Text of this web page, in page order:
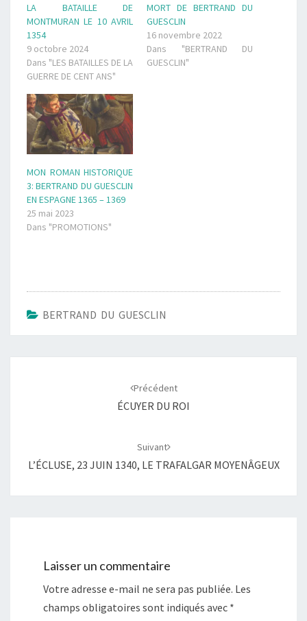
LA BATAILLE DE
MONTMURAN LE 10 AVRIL
1354
9 octobre 2024
Dans "LES BATAILLES DE LA
GUERRE DE CENT ANS"
MORT DE BERTRAND DU
GUESCLIN
16 novembre 2022
Dans "BERTRAND DU
GUESCLIN"
MON ROMAN HISTORIQUE
3: BERTRAND DU GUESCLIN
EN ESPAGNE 1365 – 1369
25 mai 2023
Dans "PROMOTIONS"
BERTRAND DU GUESCLIN
Précédent
ÉCUYER DU ROI
Suivant
L’ÉCLUSE, 23 JUIN 1340, LE TRAFALGAR MOYENÂGEUX
Laisser un commentaire
Votre adresse e-mail ne sera pas publiée. Les
champs obligatoires sont indiqués avec *